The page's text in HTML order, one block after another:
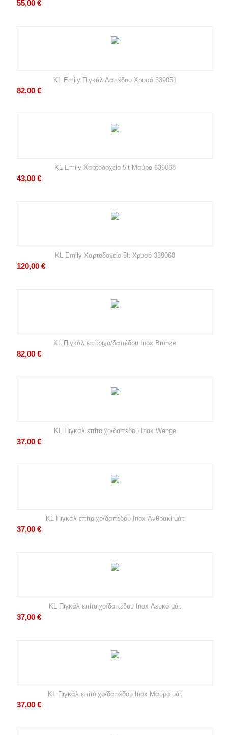
55,00 €
KL Emily Πιγκάλ Δαπέδου Χρυσό 339051
82,00 €
KL Emily Χαρτοδοχείο 5lt Μαύρο 639068
43,00 €
KL Emily Χαρτοδοχείο 5lt Χρυσό 339068
120,00 €
KL Πιγκάλ επίτοιχο/δαπέδου Inox Bronze
82,00 €
KL Πιγκάλ επίτοιχο/δαπέδου Inox Wenge
37,00 €
KL Πιγκάλ επίτοιχο/δαπέδου Inox Ανθρακί μάτ
37,00 €
KL Πιγκάλ επίτοιχο/δαπέδου Inox Λευκό μάτ
37,00 €
KL Πιγκάλ επίτοιχο/δαπέδου Inox Μαύρο μάτ
37,00 €